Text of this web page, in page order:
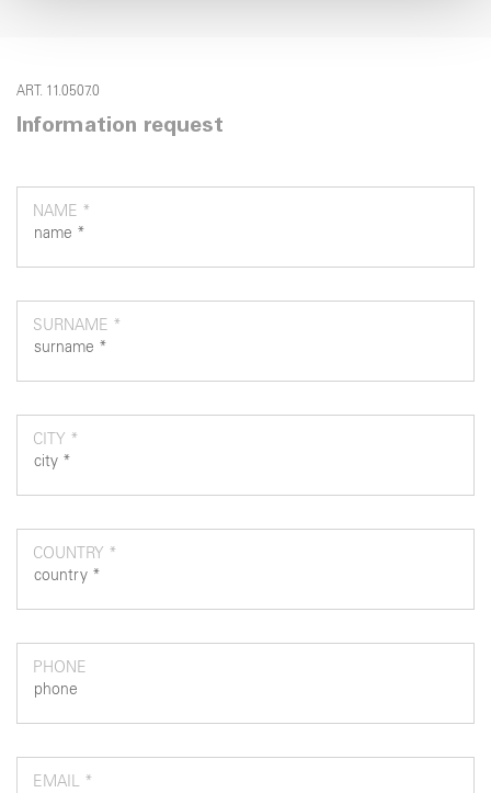
ART. 11.0507.0
Information request
NAME *
SURNAME *
CITY *
COUNTRY *
PHONE
EMAIL *